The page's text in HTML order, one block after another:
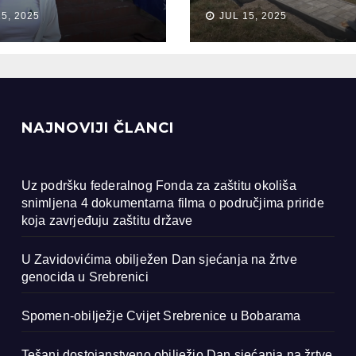
na žrtve
u
2025
Bobarama
JUL 15, 2025
NAJNOVIJI ČLANCI
Uz podršku federalnog Fonda za zaštitu okoliša
snimljena 4 dokumentarna filma o područjima priride
koja zavrjeđuju zaštitu države
U Zavidovićima obilježen Dan sjećanja na žrtve
genocida u Srebrenici
Spomen-obilježje Cvijet Srebrenice u Bobarama